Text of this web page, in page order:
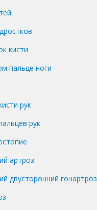
кисти
пальце ноги
рук
рук
артроз
двусторонний гонартроз